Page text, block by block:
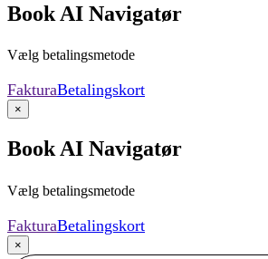
Book AI Navigatør
Vælg betalingsmetode
FakturaBetalingskort
×
Book AI Navigatør
Vælg betalingsmetode
FakturaBetalingskort
×